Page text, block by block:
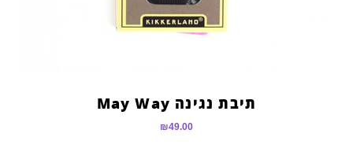
תיבת נגינה May Way
₪49.00